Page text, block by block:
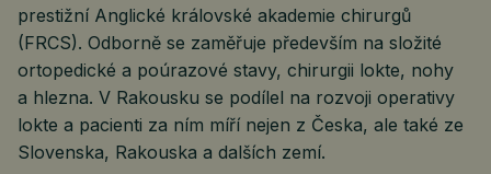
prestižní Anglické královské akademie chirurgů
(FRCS). Odborně se zaměřuje především na složité
ortopedické a poúrazové stavy, chirurgii lokte, nohy
a hlezna. V Rakousku se podílel na rozvoji operativy
lokte a pacienti za ním míří nejen z Česka, ale také ze
Slovenska, Rakouska a dalších zemí.